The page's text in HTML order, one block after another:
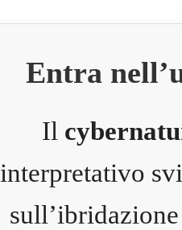
Entra
Il
interpretativo